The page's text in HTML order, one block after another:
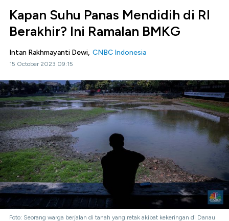
Kapan Suhu Panas Mendidih di RI
Berakhir? Ini Ramalan BMKG
Intan Rakhmayanti Dewi, CNBC Indonesia
15 October 2023 09:15
Foto: Seorang warga berjalan di tanah yang retak akibat kekeringan di Danau